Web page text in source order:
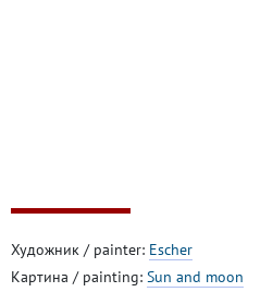
Художник / painter: Escher
Картина / painting: Sun and moon